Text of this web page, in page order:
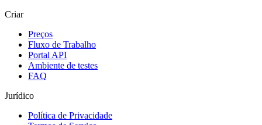
Criar
Preços
Fluxo de Trabalho
Portal API
Ambiente de testes
FAQ
Jurídico
Política de Privacidade